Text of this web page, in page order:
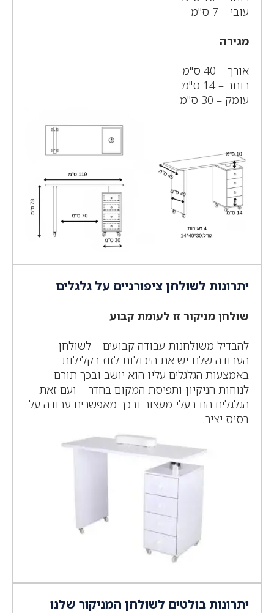
עובי – 7 ס"מ
מגירה
אורך – 40 ס"מ
רוחב – 14 ס"מ
עומק – 30 ס"מ
יתרונות לשולחן ציפורניים על גלגלים
שולחן מניקור זז לעומת קבוע
להבדיל משולחנות עבודה קבועים – לשולחן
העבודה שלנו יש את היכולות לזוז בקלילות
באמצעות הגלגלים עליו הוא יושב ובכך תורם
לנוחות הניקיון ותפיסת המקום בחדר – ועם זאת
הגלגלים הם בעלי מעצור ובכך מאפשרים עבודה על
בסיס יציב.
יתרונות בולטים לשולחן המניקור שלנו